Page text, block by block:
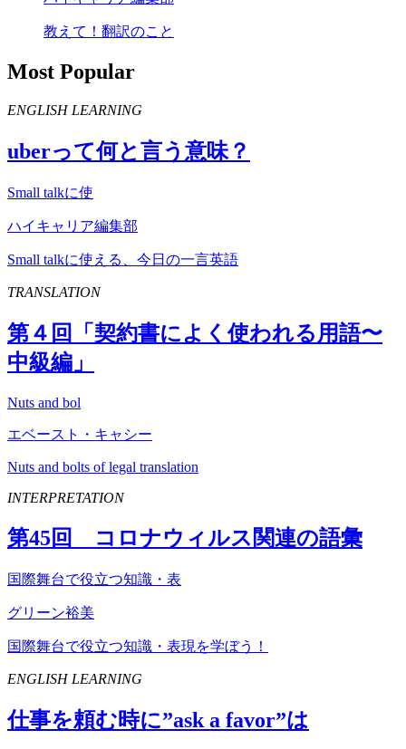
教えて！翻訳のこと
Most Popular
ENGLISH LEARNING
uberって何と言う意味？
Small talkに使
ハイキャリア編集部
Small talkに使える、今日の一言英語
TRANSLATION
第４回「契約書によく使われる用語〜
中級編」
Nuts and bol
エベースト・キャシー
Nuts and bolts of legal translation
INTERPRETATION
第45回 コロナウィルス関連の語彙
国際舞台で役立つ知識・表
グリーン裕美
国際舞台で役立つ知識・表現を学ぼう！
ENGLISH LEARNING
仕事を頼む時に”ask a favor”は